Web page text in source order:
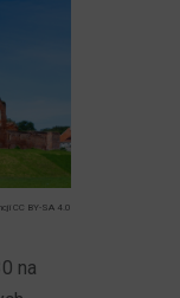
CC BY-SA 4.0
na